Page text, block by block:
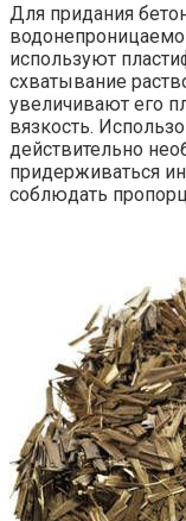
Для придания
водонепроницаемо
используют
схватывание
увеличивают его
вязкость.
действительно
придерживаться
соблюдать